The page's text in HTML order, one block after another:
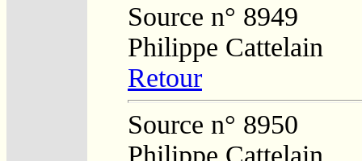
Source n° 8949
Philippe Cattelain
Retour
Source n° 8950
Philippe Cattelain